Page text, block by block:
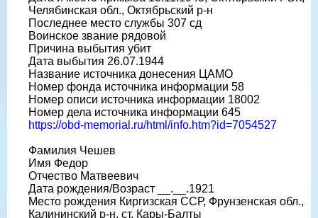
Челябинская обл., Октябрьский р-н
Последнее место службы 307 сд
Воинское звание рядовой
Причина выбытия убит
Дата выбытия 26.07.1944
Название источника донесения ЦАМО
Номер фонда источника информации 58
Номер описи источника информации 18002
Номер дела источника информации 645
https://obd-memorial.ru/html/info.htm?id=7054527
Фамилия Чешев
Имя Федор
Отчество Матвеевич
Дата рождения/Возраст __.__.1921
Место рождения Киргизская ССР, Фрунзенская обл.,
Калининский р-н, ст. Кары-Балты